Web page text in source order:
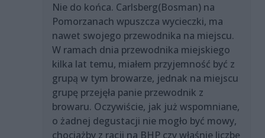
Nie do końca. Carlsberg(Bosman) na
Pomorzanach wpuszcza wycieczki, ma
nawet swojego przewodnika na miejscu.
W ramach dnia przewodnika miejskiego
kilka lat temu, miałem przyjemność być z
grupą w tym browarze, jednak na miejscu
grupę przejęła panie przewodnik z
browaru. Oczywiście, jak już wspomniane,
o żadnej degustacji nie mogło być mowy,
chociażby z racji na BHP czy właśnie liczbę